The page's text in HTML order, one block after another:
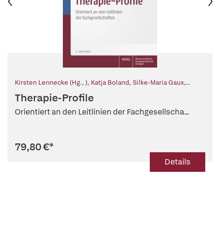
Kirsten Lennecke (Hg., ), Katja Boland, Silke-Maria Gaux,
Mannewitz,Claudia Rothermel
Therapie-Profile
Orientiert an den Leitlinien der Fachgesellscha...
79,80 €*
Details